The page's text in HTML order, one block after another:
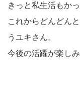
きっと私生活もか
これからどんどん
うユキさん。
今後の活躍が楽し